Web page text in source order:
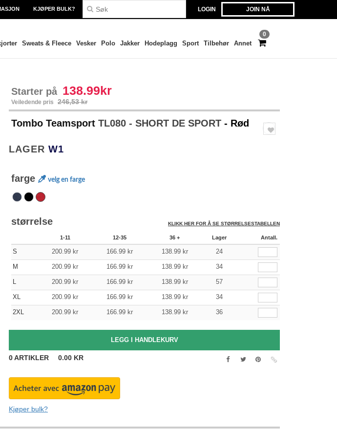
LOGIN JOIN NÅ
KJØPER BULK?
0
Sweats & Fleece Vesker Polo Jakker Hodeplagg Sport Tilbehør Annet
Starter på 138.99kr
Veiledende pris 246,53 kr
Tombo Teamsport TL080 - SHORT DE SPORT - Rød
LAGER W1
farge velg en farge
størrelse KLIKK HER FOR Å SE STØRRELSESTABELLEN
1-11 12-35 36 + Lager Antall.
S 200.99 kr 166.99 kr 138.99 kr 24
M 200.99 kr 166.99 kr 138.99 kr 34
L 200.99 kr 166.99 kr 138.99 kr 57
XL 200.99 kr 166.99 kr 138.99 kr 34
2XL 200.99 kr 166.99 kr 138.99 kr 36
0ARTIKLER 0.00 KR
Kjøper bulk?